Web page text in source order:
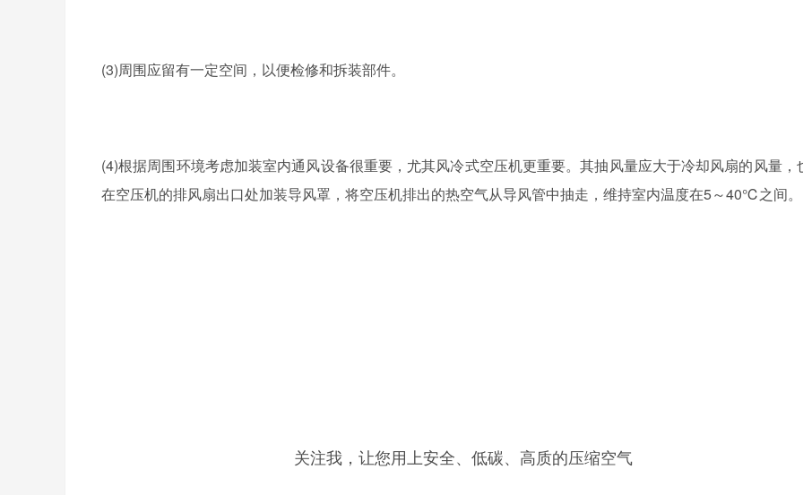
(3)周围应留有一定空间，以便检修和拆装部件。
(4)根据周围环境考虑加装室内通风设备很重要，尤其风冷式空压机更重要。其抽风量应大于冷却风扇的风量，
在空压机的排风扇出口处加装导风罩，将空压机排出的热空气从导风管中抽走，维持室内温度在5～40℃之间。
关注我，让您用上安全、低碳、高质的压缩空气